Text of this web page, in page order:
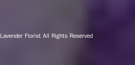
Lavender Florist All Rights Reserved